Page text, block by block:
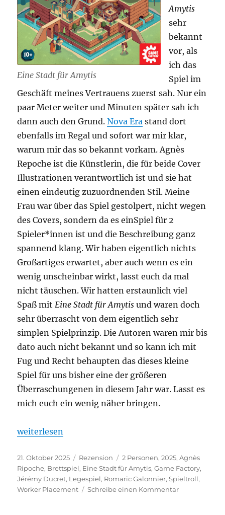
Eine Stadt für Amytis
Amytis
sehr
bekannt
vor, als
ich das
Spiel im
Geschäft meines Vertrauens zuerst sah. Nur ein
paar Meter weiter und Minuten später sah ich
dann auch den Grund.Nova Era stand dort
ebenfalls im Regal und sofort war mir klar,
warum mir das so bekannt vorkam. Agnès
Repoche ist die Künstlerin, die für beide Cover
Illustrationen verantwortlich ist und sie hat
einen eindeutig zuzuordnenden Stil. Meine
Frau war über das Spiel gestolpert, nicht wegen
des Covers, sondern da es einSpiel für 2
Spieler*innen ist und die Beschreibung ganz
spannend klang. Wir haben eigentlich nichts
Großartiges erwartet, aber auch wenn es ein
wenig unscheinbar wirkt, lasst euch da mal
nicht täuschen. Wir hatten erstaunlich viel
Spaß mit Eine Stadt für Amytis und waren doch
sehr überrascht von dem eigentlich sehr
simplen Spielprinzip. Die Autoren waren mir bis
dato auch nicht bekannt und so kann ich mit
Fug und Recht behaupten das dieses kleine
Spiel für uns bisher eine der größeren
Überraschungenen in diesem Jahr war. Lasst es
mich euch ein wenig näher bringen.
„Eine Stadt für Amytis – Tic Tac Two“
weiterlesen
Veröffentlicht
am
21. Oktober 2025 Kategorien
Rezension Schlagwörter
2 Personen,2025,Agnès
Ripoche, Brettspiel, Eine Stadt für Amytis,Game Factory,
Jérémy Ducret, Legespiel, Romaric Galonnier,Spieltroll,
Worker Placement
Schreibe einen Kommentarzu